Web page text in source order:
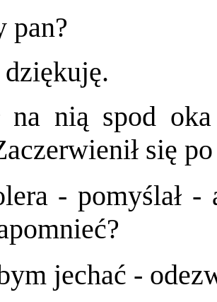
pan?
na nią spod
się
- pomyślał
jechać -